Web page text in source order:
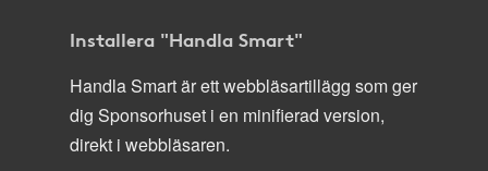
Installera "Handla Smart"
Handla Smart är ett webbläsartillägg som ger
dig Sponsorhuset i en minifierad version,
direkt i webbläsaren.